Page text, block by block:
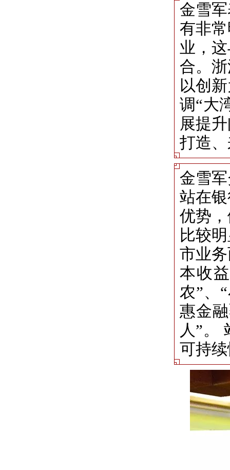
金雪
有非
业，
合。
以创
调“大
展提
打造
金雪
站在
优势
比较
市业
本收
农”、
惠金
人”。
可持